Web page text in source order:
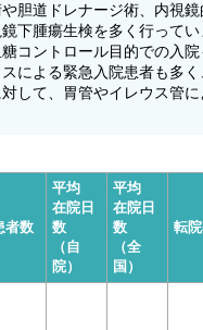
胆道ドレナージ術、内視
下腫瘍生検を多く行って
コントロール目的での入
による緊急入院患者も多
して、胃管やイレウス管
者数
平均
在院日
数
（自
院）
平均
在院日
数
（全
国）
転